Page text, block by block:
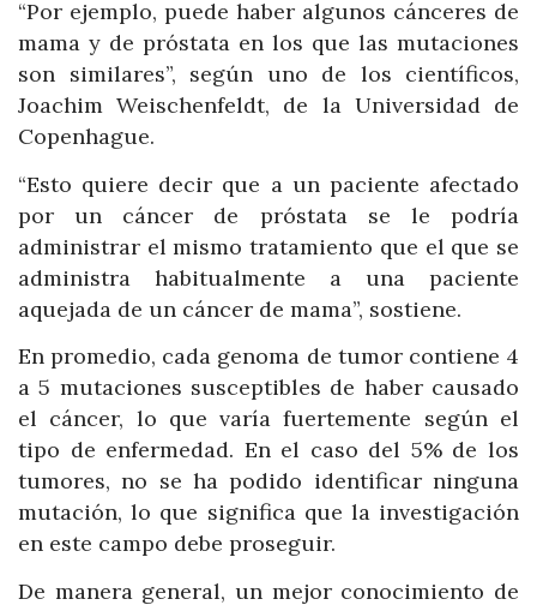
“Por ejemplo, puede haber algunos cánceres de
mama y de próstata en los que las mutaciones
son similares”, según uno de los científicos,
Joachim Weischenfeldt, de la Universidad de
Copenhague.
“Esto quiere decir que a un paciente afectado
por un cáncer de próstata se le podría
administrar el mismo tratamiento que el que se
administra habitualmente a una paciente
aquejada de un cáncer de mama”, sostiene.
En promedio, cada genoma de tumor contiene 4
a 5 mutaciones susceptibles de haber causado
el cáncer, lo que varía fuertemente según el
tipo de enfermedad. En el caso del 5% de los
tumores, no se ha podido identificar ninguna
mutación, lo que significa que la investigación
en este campo debe proseguir.
De manera general, un mejor conocimiento de